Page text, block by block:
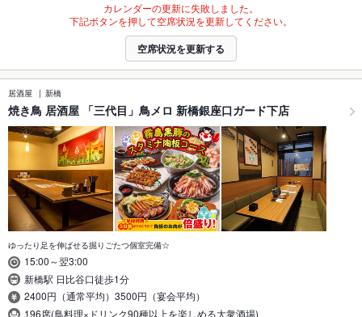
カレンダーの更新に失敗しました。
下記ボタンを押して空席状況を更新してください。
空席状況を更新する
居酒屋 新橋
焼き鳥 居酒屋 「三代目」鳥メロ 新橋銀座口ガード下店
ゆったり足を伸ばせる掘りごたつ個室完備☆
15:00～翌3:00
新橋駅 日比谷口徒歩1分
2400円（通常平均）3500円（宴会平均）
196席(鳥料理×ドリンク90種以上を楽しめる大衆酒場)